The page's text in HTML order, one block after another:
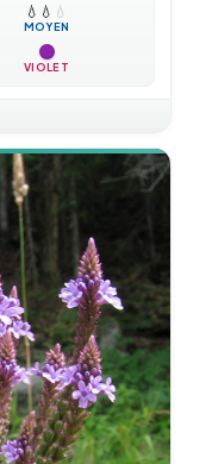
💧 💧 💧
MOYEN
VIOLET